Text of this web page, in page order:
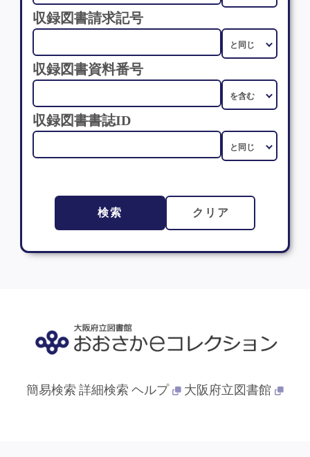
収録図書請求記号
収録図書資料番号
収録図書書誌ID
検索 クリア
簡易検索 詳細検索 ヘルプ 大阪府立図書館